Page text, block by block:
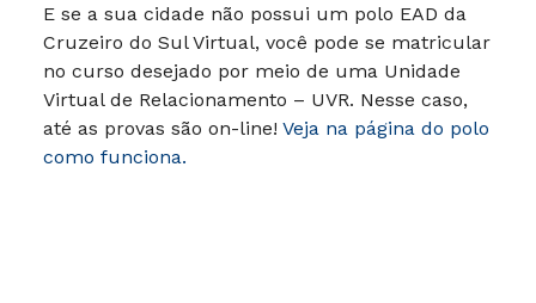
E se a sua cidade não possui um polo EAD da
Cruzeiro do Sul Virtual, você pode se matricular
no curso desejado por meio de uma Unidade
Virtual de Relacionamento – UVR. Nesse caso,
até as provas são on-line! Veja na página do polo
como funciona.